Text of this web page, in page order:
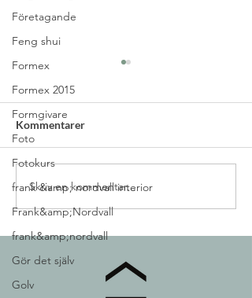
Företagande
Feng shui
Formex
Formex 2015
Formgivare
Foto
Fotokurs
frank &amp; nordvall interior
Frank&amp;Nordvall
frank&amp;nordvall
Gör det själv
Golv
Bra egenskaper för att
lyckas
Kommentarer
Skriv en kommentar...